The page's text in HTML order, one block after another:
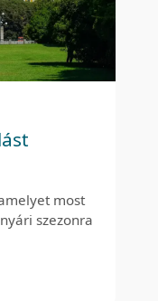
most
szezonra